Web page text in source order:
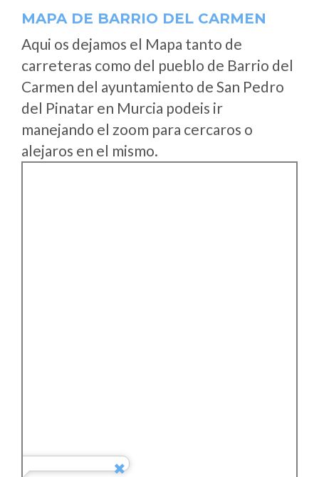
MAPA DE BARRIO DEL CARMEN
Aqui os dejamos el Mapa tanto de
carreteras como del pueblo de Barrio del
Carmen del ayuntamiento de San Pedro
del Pinatar en Murcia podeis ir
manejando el zoom para cercaros o
alejaros en el mismo.